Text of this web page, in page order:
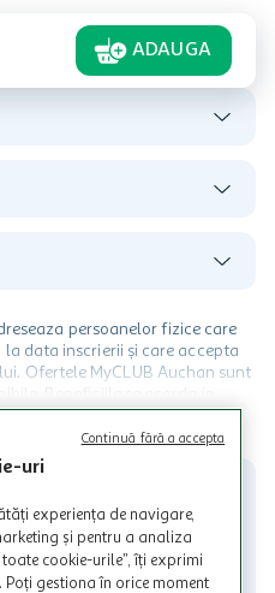
ADAUGA
persoanelor fizice care
data inscrierii și care accepta
Ofertele MyCLUB Auchan sunt
data in perioada promotiei.
cu magazinele Auchan
indicate de Auchan si
utilizarii Cardului in perioada in
perioada in care sunt efectuate
de utilizarea al Cardului.
uri
experiența de navigare,
și pentru a analiza
cookie-urile”, îți exprimi
gestiona în orice moment
Continuă fără a accepta